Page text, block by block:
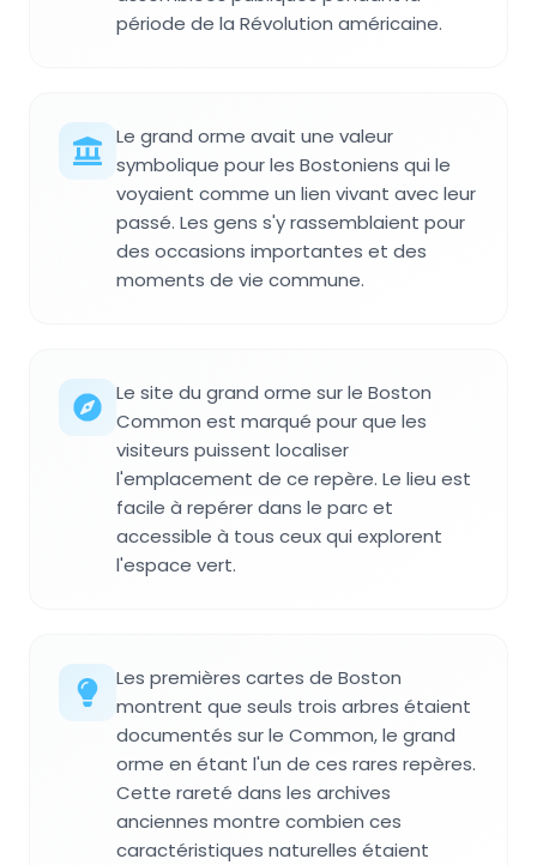
période de la Révolution américaine.
Le grand orme avait une valeur
symbolique pour les Bostoniens qui le
voyaient comme un lien vivant avec leur
passé. Les gens s'y rassemblaient pour
des occasions importantes et des
moments de vie commune.
Le site du grand orme sur le Boston
Common est marqué pour que les
visiteurs puissent localiser
l'emplacement de ce repère. Le lieu est
facile à repérer dans le parc et
accessible à tous ceux qui explorent
l'espace vert.
Les premières cartes de Boston
montrent que seuls trois arbres étaient
documentés sur le Common, le grand
orme en étant l'un de ces rares repères.
Cette rareté dans les archives
anciennes montre combien ces
caractéristiques naturelles étaient